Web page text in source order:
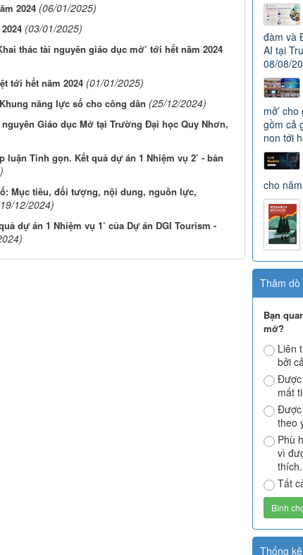
2024 (06/01/2025)
(03/01/2025)
thác tài nguyên giáo dục mở’ tới hết năm 2024
tới hết năm 2024 (01/01/2025)
năng lực số cho công dân (25/12/2024)
Giáo dục Mở tại Trường Đại học Quy Nhơn,
luận Tinh gọn. Kết quả dự án 1 Nhiệm vụ 2’ - bản
Mục tiêu, đối tượng, nội dung, nguồn lực,
12/2024)
dự án 1 Nhiệm vụ 1’ của Dự án DGI Tourism -
đàm và
AI tại
08/08/
mở’
gồm cả
non tới
cho
Thăm dò
Bạn
mở?
Liên
bởi
Được
mất
theo
Phù
vì
thích.
Tất
Thống